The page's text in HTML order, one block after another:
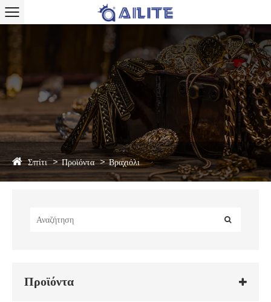
Σπίτι Προϊόντα Βραχιόλι
Προϊόντα